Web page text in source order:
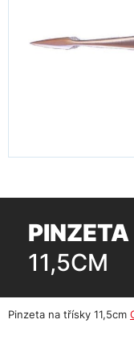
11,5CM
Pinzeta na třísky 11,5cm